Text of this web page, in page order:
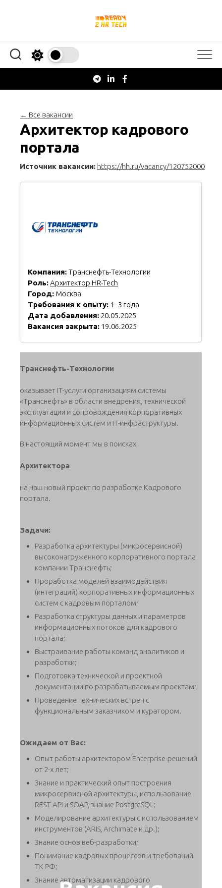
← Все вакансии
Архитектор кадрового
портала
Источник вакансии: https://hh.ru/vacancy/120752000
Компания:Транснефть-Технологии
Роль:Архитектор HR-Tech
Город: Москва
Требования к опыту: 1–3 года
Дата добавления: 20.05.2025
Вакансия закрыта: 19.06.2025
Транснефть-Технологии
оказывает IT-услуги организациям системы
«Транснефть» в области внедрения, технической
эксплуатации и сопровождения корпоративных
информационных систем и IT-инфраструктуры.
В настоящий момент мы в поисках
Архитектора
на наш новый проект по разработке Кадрового
портала.
Задачи:
Разработка архитектуры (микросервисной)
высоконагруженного корпоративного портала
компании Транснефть;
Проработка моделей взаимодействия
(интеграций) корпоративных информационных
систем с кадровым порталом;
Разработка структуры данных и параметров
информационных потоков для кадрового
портала;
Выстраивание работы команд аналитиков и
разработки;
Подготовка технической и проектной
документации по разрабатываемым проектам;
Проведение технических встреч с
функциональным заказчиком и куратором.
Ожидаем от Вас:
Опыт работы архитектором Enterprise-решений
от 2-х лет;
Знание и практический опыт построения
микросервисной архитектуры, использование
REST API и SOAP, знание PostgreSQL;
Моделирование архитектуры с использованием
инструментов (ARIS, Archimate и др.);
Знание основ веб-разработки;
Понимание кадровых процессов и требований
ТК РФ;
Знание автоматизации кадрового